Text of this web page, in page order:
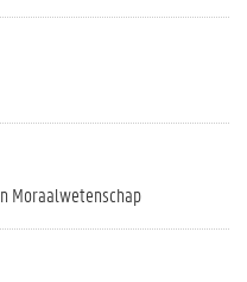
Moraalwetenschap